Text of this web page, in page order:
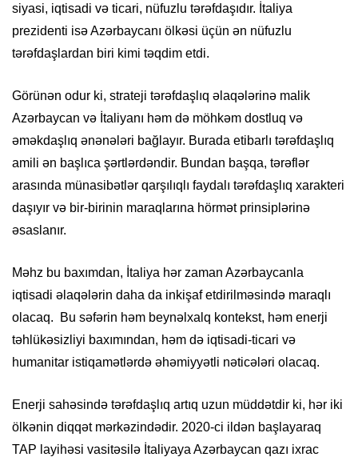
siyasi, iqtisadi və ticari, nüfuzlu tərəfdaşıdır. İtaliya
prezidenti isə Azərbaycanı ölkəsi üçün ən nüfuzlu
tərəfdaşlardan biri kimi təqdim etdi.
Görünən odur ki, strateji tərəfdaşlıq əlaqələrinə malik
Azərbaycan və İtaliyanı həm də möhkəm dostluq və
əməkdaşlıq ənənələri bağlayır. Burada etibarlı tərəfdaşlıq
amili ən başlıca şərtlərdəndir. Bundan başqa, tərəflər
arasında münasibətlər qarşılıqlı faydalı tərəfdaşlıq xarakteri
daşıyır və bir-birinin maraqlarına hörmət prinsiplərinə
əsaslanır.
Məhz bu baxımdan, İtaliya hər zaman Azərbaycanla
iqtisadi əlaqələrin daha da inkişaf etdirilməsində maraqlı
olacaq. Bu səfərin həm beynəlxalq kontekst, həm enerji
təhlükəsizliyi baxımından, həm də iqtisadi-ticari və
humanitar istiqamətlərdə əhəmiyyətli nəticələri olacaq.
Enerji sahəsində tərəfdaşlıq artıq uzun müddətdir ki, hər iki
ölkənin diqqət mərkəzindədir. 2020-ci ildən başlayaraq
TAP layihəsi vasitəsilə İtaliyaya Azərbaycan qazı ixrac